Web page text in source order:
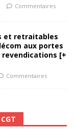
Commentaires
et retraitables
aux portes
[+
Commentaires